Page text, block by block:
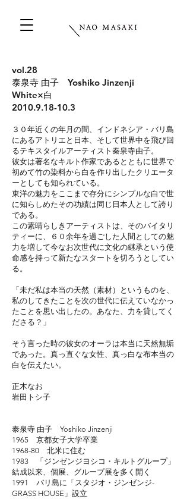
vol.28
泰泉寺 由子 Yoshiko Jinzenji
White×白
2010.9.18-10.3
３０年近くの年月の間、 インドネシア・バリ島
にあるアトリエと日本、そして世界中を飛び回
るテキスタイルアーティスト秦泉寺由子。
彼女は著名なキルト作家であるとともに世界で
初めて竹の染料から白を作り出したクリエータ
ーとしても知られている。
東洋の魅力をここまで存分にシンプルな白で世
に知らしめたその功績は 同じ日本人として誇り
である。
この素晴らしきアーティストは、そのバイタリ
ティーに、
６０余年を過ごした人間としての魅
力を増して今なお次世代に文化の継承という使
命感を持って新たなスタートを切ろうとしてい
る。
「未だ私は本当の天然（素材）というものを、
私のしてきたことを次の世代に伝えていなかっ
たことを思い出したの。 あなた、力を貸してく
ださる？」
そう言った時の彼女のオーラは本当に天然無垢
であった。 真っ直ぐな女性、真っ白な布本当の
白を伝えたい。
正木なお
岩田トシ子
泰泉寺 由子 Yoshiko Jinzenji
1965 京都女子大学卒業
1968-80 北米に住む
1983 「ジンゼンジヨシコ・キルトグループ」
結成以来、個展、グループ展を多く開く
1991 バリ島に「スタジオ・ジンゼンジ-
GRASS HOUSE」設立